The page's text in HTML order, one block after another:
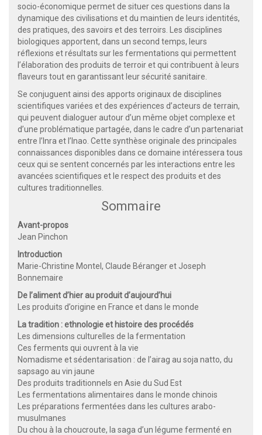
socio-économique permet de situer ces questions dans la
dynamique des civilisations et du maintien de leurs identités,
des pratiques, des savoirs et des terroirs. Les disciplines
biologiques apportent, dans un second temps, leurs
réflexions et résultats sur les fermentations qui permettent
l’élaboration des produits de terroir et qui contribuent à leurs
flaveurs tout en garantissant leur sécurité sanitaire.
Se conjuguent ainsi des apports originaux de disciplines
scientifiques variées et des expériences d’acteurs de terrain,
qui peuvent dialoguer autour d’un même objet complexe et
d’une problématique partagée, dans le cadre d’un partenariat
entre l’Inra et l’Inao. Cette synthèse originale des principales
connaissances disponibles dans ce domaine intéressera tous
ceux qui se sentent concernés par les interactions entre les
avancées scientifiques et le respect des produits et des
cultures traditionnelles.
Sommaire
Avant-propos
Jean Pinchon
Introduction
Marie-Christine Montel, Claude Béranger et Joseph
Bonnemaire
De l’aliment d’hier au produit d’aujourd’hui
Les produits d’origine en France et dans le monde
La tradition : ethnologie et histoire des procédés
Les dimensions culturelles de la fermentation
Ces ferments qui ouvrent à la vie
Nomadisme et sédentarisation : de l’airag au soja natto, du
sapsago au vin jaune
Des produits traditionnels en Asie du Sud Est
Les fermentations alimentaires dans le monde chinois
Les préparations fermentées dans les cultures arabo-
musulmanes
Du chou à la choucroute, la saga d’un légume fermenté en